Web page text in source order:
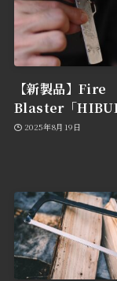
【新製品】Fire
Blaster「
2025年8月19日